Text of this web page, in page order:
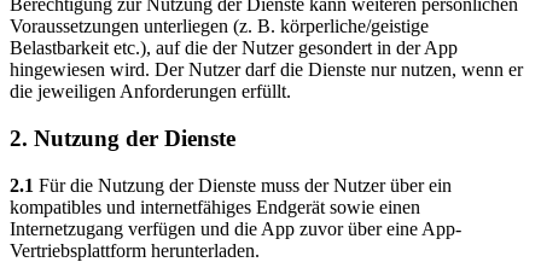
Berechtigung zur Nutzung der Dienste kann weiteren persönlichen
Voraussetzungen unterliegen (z. B. körperliche/geistige
Belastbarkeit etc.), auf die der Nutzer gesondert in der App
hingewiesen wird. Der Nutzer darf die Dienste nur nutzen, wenn er
die jeweiligen Anforderungen erfüllt.
2. Nutzung der Dienste
2.1 Für die Nutzung der Dienste muss der Nutzer über ein
kompatibles und internetfähiges Endgerät sowie einen
Internetzugang verfügen und die App zuvor über eine App-
Vertriebsplattform herunterladen.